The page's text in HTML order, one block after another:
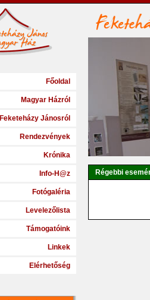
Főoldal
Magyar Házról
Feketeházy Jánosról
Rendezvények
Krónika
Info-H@z
Fotógaléria
Levelezőlista
Támogatóink
Linkek
Elérhetőség
Régebbi